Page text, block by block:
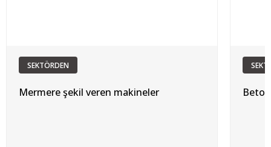
SEKTÖRDEN
Mermere şekil veren makineler